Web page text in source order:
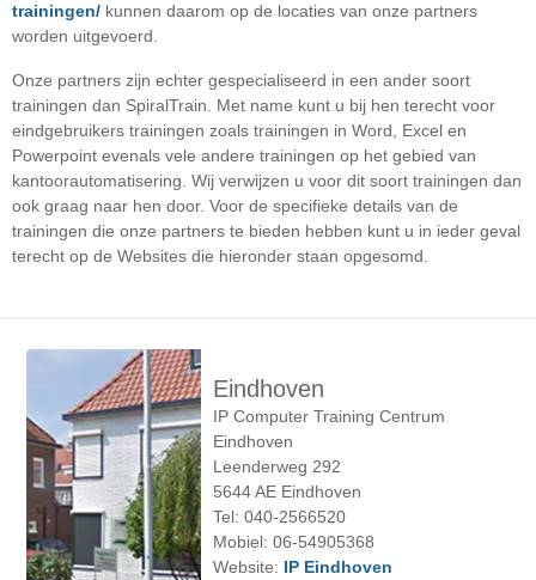
trainingen/ kunnen daarom op de locaties van onze partners
worden uitgevoerd.
Onze partners zijn echter gespecialiseerd in een ander soort
trainingen dan SpiralTrain. Met name kunt u bij hen terecht voor
eindgebruikers trainingen zoals trainingen in Word, Excel en
Powerpoint evenals vele andere trainingen op het gebied van
kantoorautomatisering. Wij verwijzen u voor dit soort trainingen dan
ook graag naar hen door. Voor de specifieke details van de
trainingen die onze partners te bieden hebben kunt u in ieder geval
terecht op de Websites die hieronder staan opgesomd.
Eindhoven
IP Computer Training Centrum
Eindhoven
Leenderweg 292
5644 AE Eindhoven
Tel: 040-2566520
Mobiel: 06-54905368
Website: IP Eindhoven